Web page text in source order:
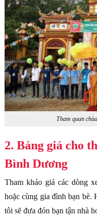
Tham quan
2. Bảng giá cho
Bình Dương
Tham khảo giá các dòng
hoặc cùng gia đình bạn bè.
tôi sẽ đưa đón bạn tận nhà